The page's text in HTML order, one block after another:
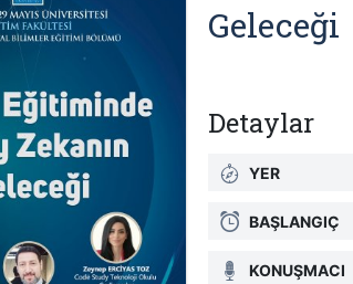
Geleceği
Detaylar
YER
BAŞLANGIÇ
KONUŞMACI